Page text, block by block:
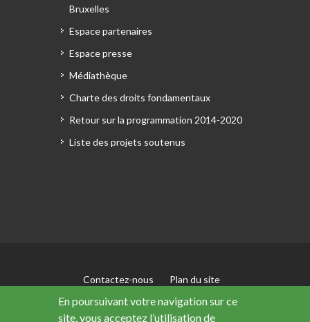
En poursuivant votre navigation sur ce
site, vous acceptez l’utilisation de
Bruxelles
Espace partenaires
Espace presse
Médiathèque
Charte des droits fondamentaux
Retour sur la programmation 2014-2020
Liste des projets soutenus
Contactez-nous
Plan du site
Mentions légales
Accessibilité : non conforme